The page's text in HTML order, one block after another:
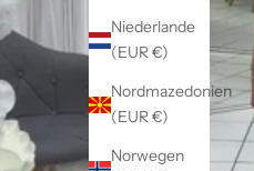
Niederlande
(EUR €)
Nordmazedonien
(EUR €)
Norwegen